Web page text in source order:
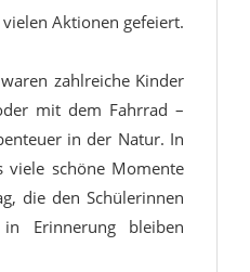
Aktionen gefeiert.
zahlreiche Kinder
mit dem Fahrrad –
in der Natur. In
viele schöne Momente
die den Schülerinnen
Erinnerung bleiben